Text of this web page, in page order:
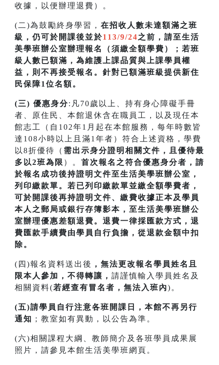
收據，以便辦理退費）。
(二)為鼓勵終身學習， 在招收人數未達額滿之班
級，仍可於開課後並於113/9/24之前，請至生活
美學班辦公室辦理報名（須繳全額學費）；若班
級人數已額滿，為維護上課品質與上課學員權
益，則不再接受報名。針對已額滿班級提供新住
民保障1位名額 。
(三) 優惠身分:凡70歲以上、持有身心障礙手冊
者、原住民、本館退休含在職員工，以及現任本
館志工（自102年1月起在本館服務，每年時數皆
達108小時以上且滿1年者）符合上述資格，學費
以8折優待（ 需出示身分證明相關文件，且優待最
多以2班為限 ）。 首次報名之符合優惠身分者，請
於報名成功後持證明文件至生活美學班辦公室，
列印繳款單。若已列印繳款單並繳全額學費者，
可於開課後再持證明文件、繳費收據正本及學員
本人之郵局或銀行存簿影本，至生活美學班辦公
室辦理優惠差額退費。 退費一律採匯款方式，退
費匯款手續費由學員自行負擔，從退款金額中扣
除。
(四)報名資料送出後 ，無法更改報名學員姓名且
限本人參加，不得轉讓， 請謹慎輸入學員姓名及
相關資料(若經查有冒名者，無法入班內)。
(五)請學員自行注意各班開課日，本館不再另行
通知
；教室如有異動，以公告為準。
(六)相關課程大綱、教師簡介及各班學員成果展
照片，請參見本館生活美學班網頁。